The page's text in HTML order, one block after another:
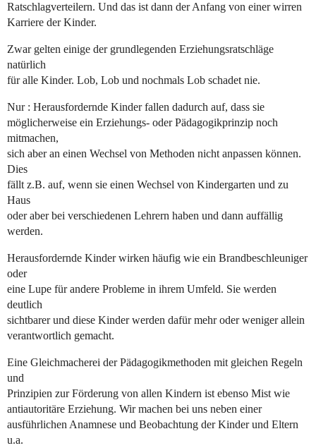
Ratschlagverteilern. Und das ist dann der Anfang von einer wirren
Karriere der Kinder.
Zwar gelten einige der grundlegenden Erziehungsratschläge
natürlich
für alle Kinder. Lob, Lob und nochmals Lob schadet nie.
Nur : Herausfordernde Kinder fallen dadurch auf, dass sie
möglicherweise ein Erziehungs- oder Pädagogikprinzip noch
mitmachen,
sich aber an einen Wechsel von Methoden nicht anpassen können.
Dies
fällt z.B. auf, wenn sie einen Wechsel von Kindergarten und zu
Haus
oder aber bei verschiedenen Lehrern haben und dann auffällig
werden.
Herausfordernde Kinder wirken häufig wie ein Brandbeschleuniger
oder
eine Lupe für andere Probleme in ihrem Umfeld. Sie werden
deutlich
sichtbarer und diese Kinder werden dafür mehr oder weniger allein
verantwortlich gemacht.
Eine Gleichmacherei der Pädagogikmethoden mit gleichen Regeln
und
Prinzipien zur Förderung von allen Kindern ist ebenso Mist wie
antiautoritäre Erziehung. Wir machen bei uns neben einer
ausführlichen Anamnese und Beobachtung der Kinder und Eltern
u.a.